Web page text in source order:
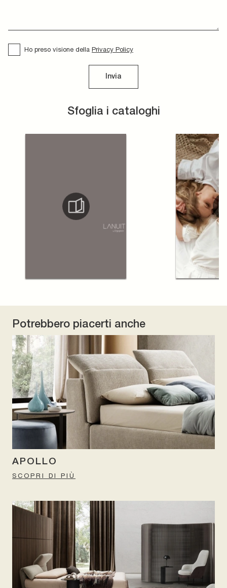
Sfoglia i cataloghi
Ho preso visione della Privacy Policy
Invia
Potrebbero piacerti anche
APOLLO
SCOPRI DI PIÙ